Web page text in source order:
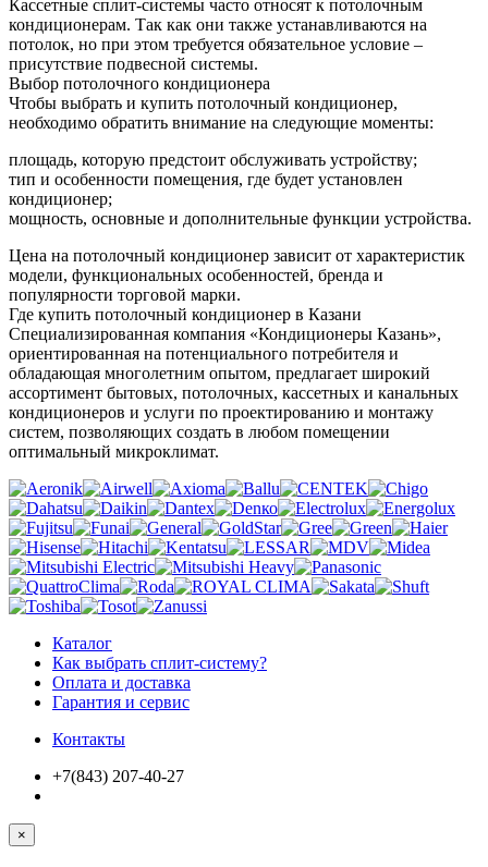
Кассетные сплит-системы часто относят к потолочным
кондиционерам. Так как они также устанавливаются на
потолок, но при этом требуется обязательное условие –
присутствие подвесной системы.
Выбор потолочного кондиционера
Чтобы выбрать и купить потолочный кондиционер,
необходимо обратить внимание на следующие моменты:
площадь, которую предстоит обслуживать устройству;
тип и особенности помещения, где будет установлен
кондиционер;
мощность, основные и дополнительные функции устройства.
Цена на потолочный кондиционер зависит от характеристик
модели, функциональных особенностей, бренда и
популярности торговой марки.
Где купить потолочный кондиционер в Казани
Специализированная компания «Кондиционеры Казань»,
ориентированная на потенциального потребителя и
обладающая многолетним опытом, предлагает широкий
ассортимент бытовых, потолочных, кассетных и канальных
кондиционеров и услуги по проектированию и монтажу
систем, позволяющих создать в любом помещении
оптимальный микроклимат.
Каталог
Как выбрать сплит-систему?
Оплата и доставка
Гарантия и сервис
Контакты
+7(843) 207-40-27
×